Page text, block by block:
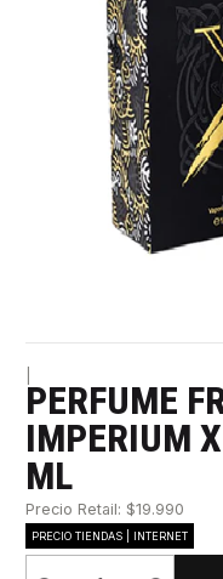
PERFUME
IMPERIUM
ML
Precio Retail: $19.990
PRECIO TIENDAS | INTERNET